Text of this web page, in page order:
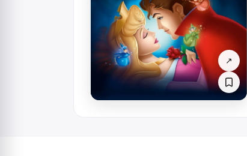
↗